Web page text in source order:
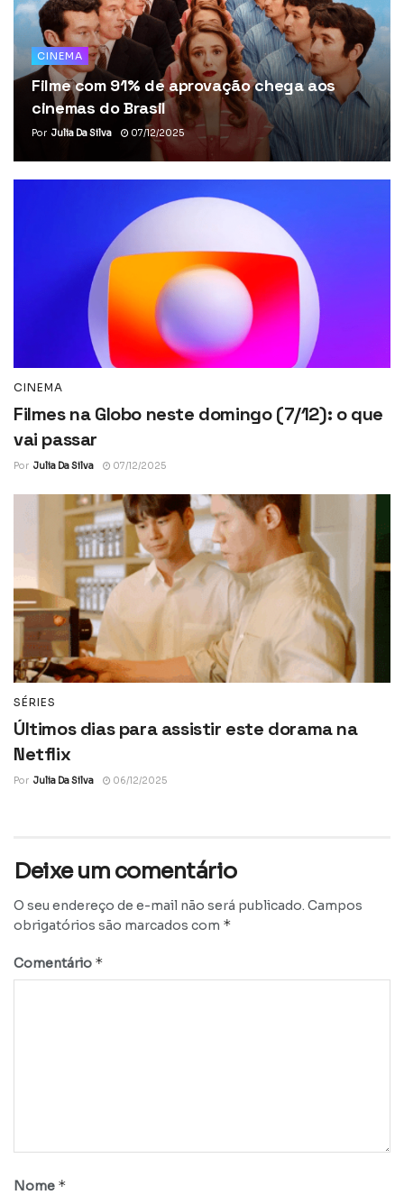
CINEMA
Filme com 91% de aprovação chega aos
cinemas do Brasil
Por Julia Da Silva 07/12/2025
CINEMA
Filmes na Globo neste domingo (7/12): o que
vai passar
Por Julia Da Silva 07/12/2025
SÉRIES
Últimos dias para assistir este dorama na
Netflix
Por Julia Da Silva 06/12/2025
Deixe um comentário
O seu endereço de e-mail não será publicado. Campos
obrigatórios são marcados com *
Comentário *
Nome *